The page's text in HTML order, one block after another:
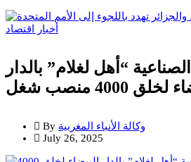
أخبار اقتصاد
“أهل لغلام” بالدار
4000 منصب شغل
By وكالة الأنباء المغربية
July 26, 2025